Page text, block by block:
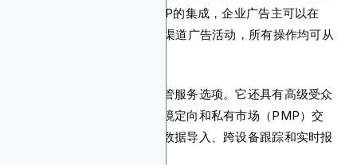
作伙伴的交易以及与主要SSP的集成，企业广告主可以在
CTV、桌面和移动端开展跨渠道广告活动，所有操作均可从
该平台还支持自助访问和托管服务选项。它还具有高级受众
定向功能，如行为定向、情境定向和私有市场（PMP）交
易。您还可以使用其第一方数据导入、跨设备跟踪和实时报